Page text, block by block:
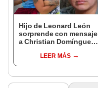
Hijo de Leonard León
sorprende con mensaje
a Christian Domínguez
verdadero papá en mi
vida eres tú”
LEER MÁS